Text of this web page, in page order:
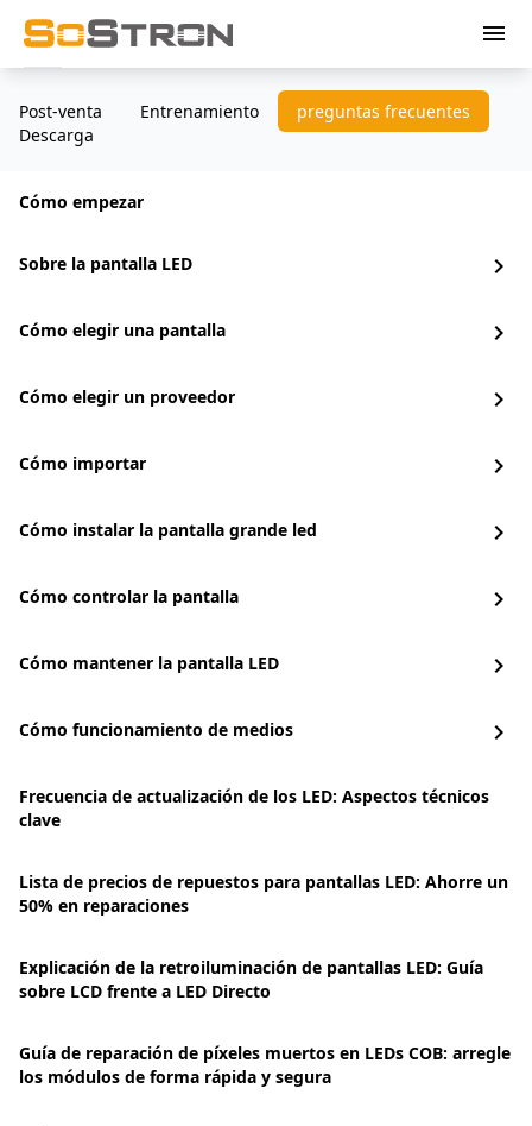
menu
Post-venta Entrenamiento
preguntas frecuentes
Descarga
Cómo empezar
Sobre la pantalla LED chevron_right
Cómo elegir una pantalla chevron_right
Cómo elegir un proveedor chevron_right
Cómo importar chevron_right
Cómo instalar la pantalla grande led chevron_right
Cómo controlar la pantalla chevron_right
Cómo mantener la pantalla LED chevron_right
Cómo funcionamiento de medios chevron_right
Frecuencia de actualización de los LED: Aspectos técnicos
clave
Lista de precios de repuestos para pantallas LED: Ahorre un
50% en reparaciones
Explicación de la retroiluminación de pantallas LED: Guía
sobre LCD frente a LED Directo
Guía de reparación de píxeles muertos en LEDs COB: arregle
los módulos de forma rápida y segura